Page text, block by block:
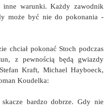
warunki. Każdy zawodnik
może być nie do pokonania -
chciał pokonać Stoch podczas
z pewnością będą gwiazdy
Kraft, Michael Hayboeck,
Koudelka:
bardzo dobrze. Gdy nie